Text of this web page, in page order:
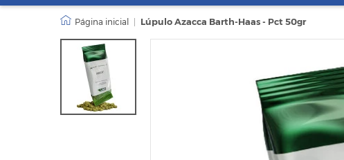
Lúpulo Azacca Barth-Haas - Pct 50gr